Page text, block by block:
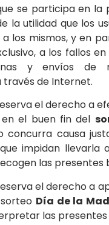
se participa en la
la utilidad que los
los mismos, y en
a los fallos
y envíos de
de Internet.
el derecho a
el buen fin del
concurra causa
impidan llevarla
las presentes
el derecho a
Día de la
las presentes